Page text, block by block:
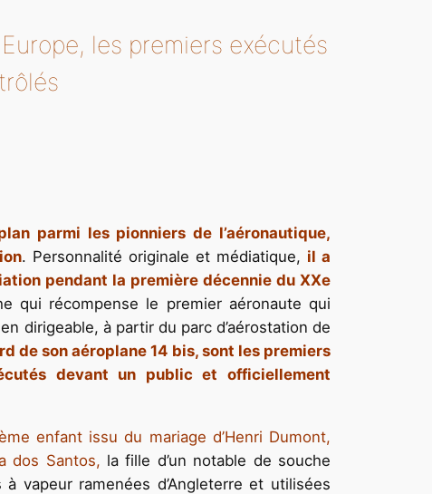
les premiers exécutés
parmi les pionniers de l’aéronautique,
. Personnalité originale et médiatique, il a
pendant la première décennie du XXe
qui récompense le premier aéronaute qui
dirigeable, à partir du parc d’aérostation de
de son aéroplane 14 bis, sont les premiers
devant un public et officiellement
enfant issu du mariage d’Henri Dumont,
dos Santos, la fille d’un notable de souche
vapeur ramenées d’Angleterre et utilisées